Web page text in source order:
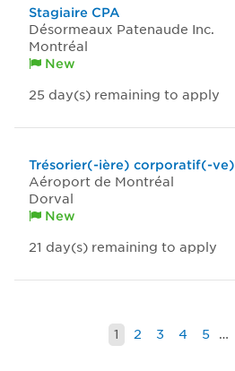
Stagiaire CPA
Désormeaux Patenaude Inc.
Montréal
New
25 day(s) remaining to apply
Trésorier(-ière) corporatif(-ve)
Aéroport de Montréal
Dorval
New
21 day(s) remaining to apply
1 2 3 4 5 …